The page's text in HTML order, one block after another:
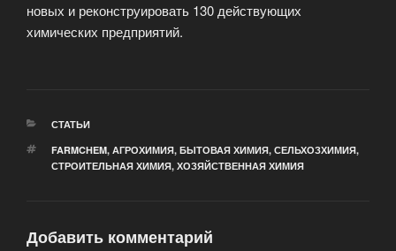
новых и реконструировать 130 действующих
химических предприятий.
РУБРИКИ
СТАТЬИ
МЕТКИ
FARMCHEM, АГРОХИМИЯ, БЫТОВАЯ ХИМИЯ, СЕЛЬХОЗХИМИЯ,
СТРОИТЕЛЬНАЯ ХИМИЯ, ХОЗЯЙСТВЕННАЯ ХИМИЯ
Добавить комментарий